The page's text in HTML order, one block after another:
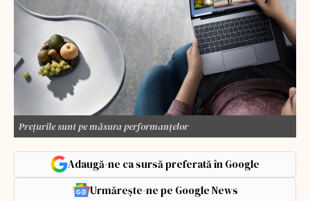
Prețurile sunt pe măsura performanțelor
Adaugă-ne ca sursă preferată în Google
Urmărește-ne pe Google News